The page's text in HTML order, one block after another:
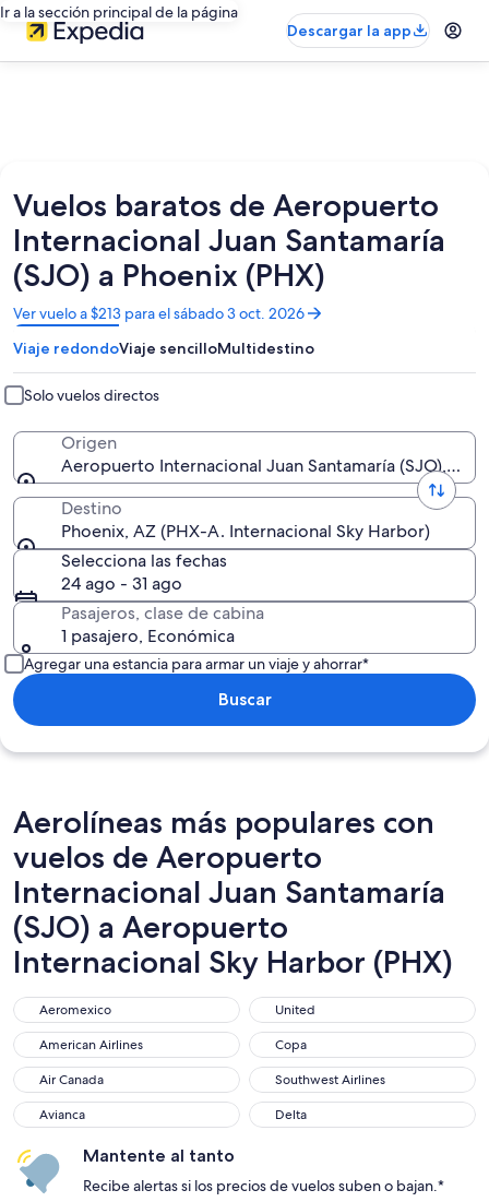
Ir a la sección principal de la página
Descargar la app
Vuelos baratos de Aeropuerto
Internacional Juan Santamaría
(SJO) a Phoenix (PHX)
Ver vuelo a $213 para el sábado 3 oct. 2026
Se
abrirá
en
una
nueva
ventana
Viaje redondoViaje sencilloMultidestino
Solo vuelos directos
Origen
Aeropuerto Internacional Juan Santamaría (SJO), San
Destino
Phoenix, AZ (PHX-A. Internacional Sky Harbor)
Selecciona las fechas
24 ago - 31 ago
Pasajeros, clase de cabina
1 pasajero, Económica
Agregar una estancia para armar un viaje y ahorrar*
Buscar
Aerolíneas más populares con
vuelos de Aeropuerto
Internacional Juan Santamaría
(SJO) a Aeropuerto
Internacional Sky Harbor (PHX)
Aeromexico
Aeromexico United
United
American Airlines
American Airlines Copa
Copa
Air Canada
Air Canada Southwest Airlines
Southwest Airlines
Avianca
Avianca Delta
Delta
Mantente al tanto
Recibe alertas si los precios de vuelos suben o bajan.*